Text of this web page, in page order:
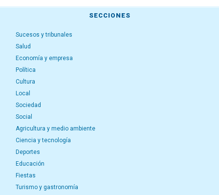
SECCIONES
Sucesos y tribunales
Salud
Economía y empresa
Política
Cultura
Local
Sociedad
Social
Agricultura y medio ambiente
Ciencia y tecnología
Deportes
Educación
Fiestas
Turismo y gastronomía